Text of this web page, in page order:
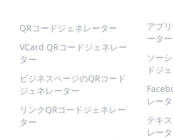
QRコードジェネレーター
VCard QRコードジェネレー
ター
ビジネスページのQRコード
ジェネレーター
リンクQRコードジェネレー
ター
アプ
ーター
ソー
ドジ
レー
テキ
レー